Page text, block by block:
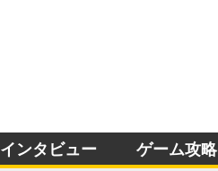
インタビュー ゲーム攻略